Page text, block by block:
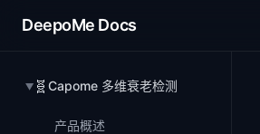
DeepoMe Docs
▶ 🧬 Capome 多维衰老检测
产品概述